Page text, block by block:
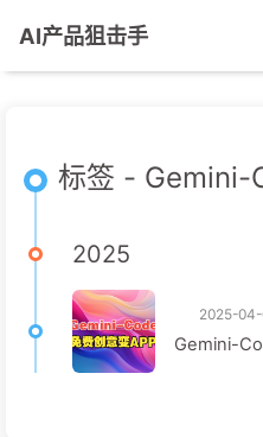
AI产品狙击手
标签 - Gemini-
2025
2025-
Gemini-